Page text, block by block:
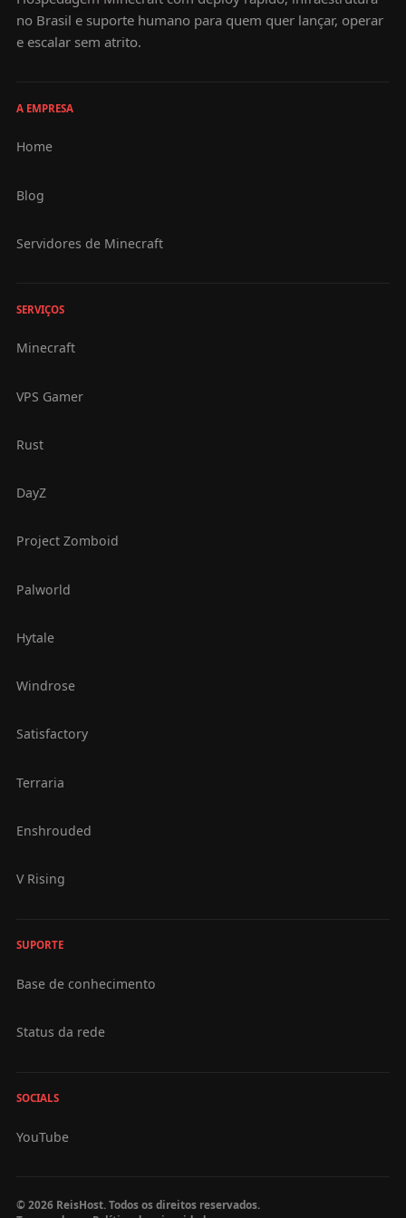
suas horas de jogo multiplayer.
no Brasil e suporte humano para quem quer lançar, operar
e escalar sem atrito.
A EMPRESA
Home
Blog
Servidores de Minecraft
SERVIÇOS
Minecraft
VPS Gamer
Rust
DayZ
Project Zomboid
Palworld
Hytale
Windrose
Satisfactory
Terraria
Enshrouded
V Rising
SUPORTE
Base de conhecimento
Status da rede
SOCIALS
YouTube
© 2026 ReisHost. Todos os direitos reservados.